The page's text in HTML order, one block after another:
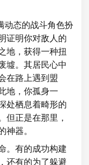
动态的战斗角色扮
证明你对敌人的
地，获得一种扭
墟。其居民心中
在路上遇到盟
地，你孤身一
处栖息着畸形的
但正是在那里，
神器。
。有的成功构建
还有的为了躲避